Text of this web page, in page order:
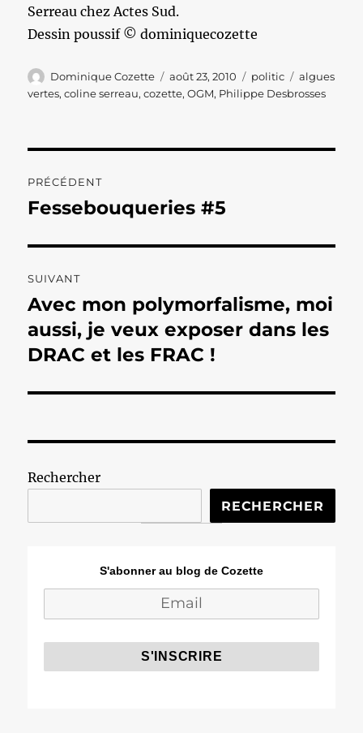
Serreau chez Actes Sud.
Dessin poussif © dominiquecozette
Auteur
Dominique Cozette
Publié
le
août 23, 2010 Catégories
politic Étiquettes
algues
vertes,coline serreau,cozette,OGM, Philippe Desbrosses
de
PRÉCÉDENT
Publication
Fessebouqueries #5
SUIVANT
Publication
suivante :
Avec mon polymorfalisme, moi
aussi, je veux exposer dans les
DRAC et les FRAC !
Rechercher
RECHERCHER
S'abonner au blog de Cozette